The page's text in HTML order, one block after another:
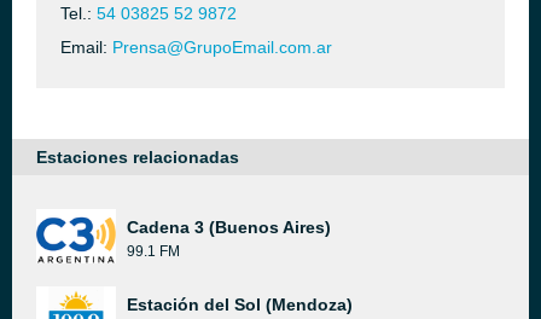
Tel.: 54 03825 52 9872
Email: Prensa@GrupoEmail.com.ar
Estaciones relacionadas
Cadena 3 (Buenos Aires)
99.1 FM
Estación del Sol (Mendoza)